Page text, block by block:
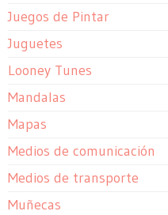
Juegos de Pintar
Juguetes
Looney Tunes
Mandalas
Mapas
Medios de comunicación
Medios de transporte
Muñecas